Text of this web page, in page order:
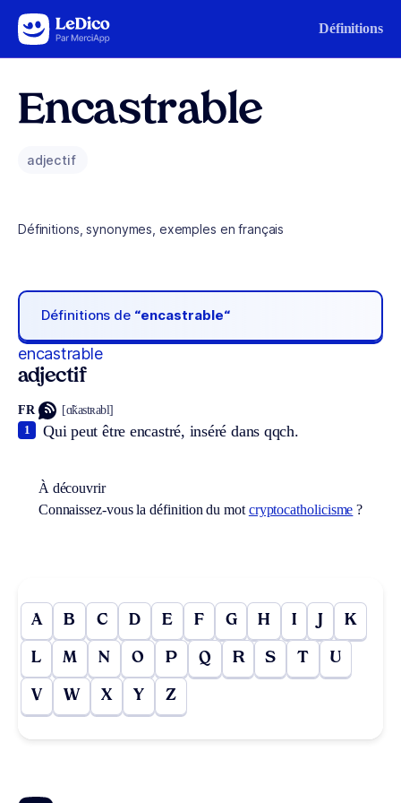
Aller au contenu Définitions
Encastrable
adjectif
Définitions, synonymes, exemples en français
Définitions de “encastrable“
encastrable
adjectif
FR [ɑ̃kastʀabl]
Qui peut être encastré, inséré dans qqch.
1
À découvrir
Connaissez-vous la définition du mot cryptocatholicisme ?
A B C D E F G H I J K
L M N O P Q R S T U
V W X Y Z